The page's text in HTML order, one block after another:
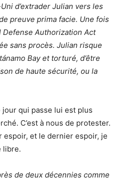
d’extrader Julian vers les
preuve prima facie. Une fois
Defense Authorization Act
sans procès. Julian risque
Bay et torturé, d’être
de haute sécurité, ou la
qui passe lui est plus
C’est à nous de protester.
espoir, et le dernier espoir, je
libre.
de deux décennies comme